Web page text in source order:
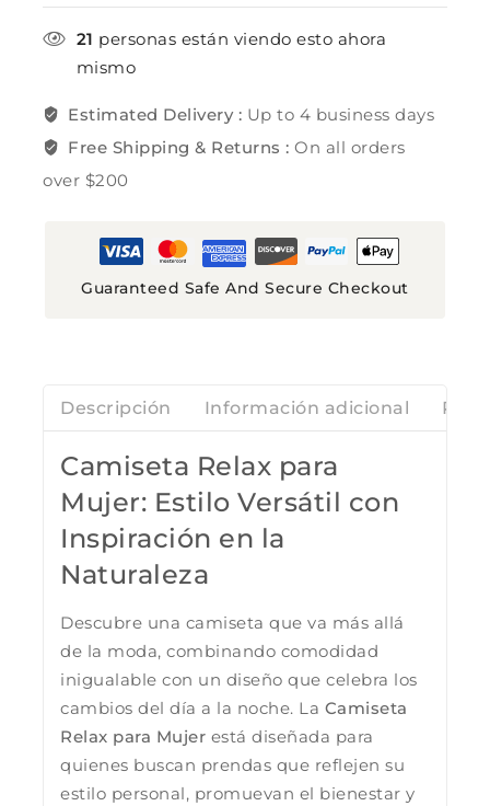
21 personas están viendo esto ahora
mismo
Estimated Delivery : Up to 4 business days
Free Shipping & Returns :On all orders
over $200
Guaranteed Safe And Secure Checkout
Descripción Información adicional
Camiseta Relax para
Mujer: Estilo Versátil con
Inspiración en la
Naturaleza
Descubre una camiseta que va más allá
de la moda, combinando comodidad
inigualable con un diseño que celebra los
cambios del día a la noche. La Camiseta
Relax para Mujer está diseñada para
quienes buscan prendas que reflejen su
estilo personal, promuevan el bienestar y